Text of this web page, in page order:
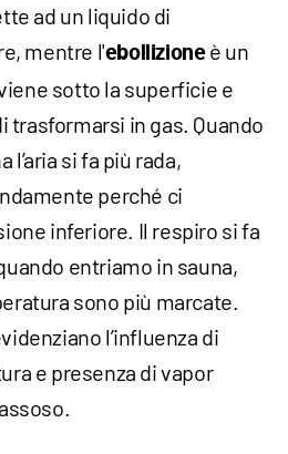
ad un liquido di
mentre l'ebollizioneè un
sotto la superficie e
trasformarsi in gas. Quando
l’aria si fa più rada,
perché ci
inferiore. Il respiro si fa
entriamo in sauna,
sono più marcate.
l’influenza di
e presenza di vapor